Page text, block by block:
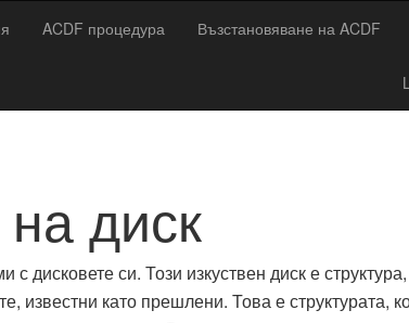
ACDF процедура Възстановяване на ACDF
диск
дисковете си. Този изкуствен диск е
като прешлени. Това е структурата,